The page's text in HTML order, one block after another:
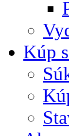
Kúp